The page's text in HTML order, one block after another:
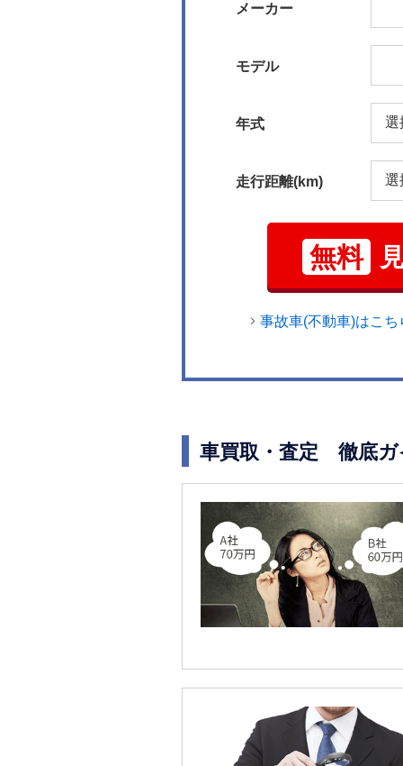
メーカー
モデル
年式
走行距離(km)
無料
事故車(不動車)はこち
車買取・査定 徹底ガ